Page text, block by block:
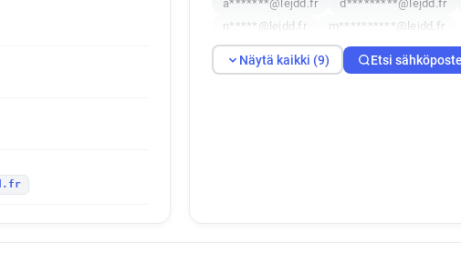
a*******@lejdd.fr
d*********@lejdd.fr
n*****@lejdd.fr
m**********@lejdd.fr
Näytä kaikki (9) Etsi